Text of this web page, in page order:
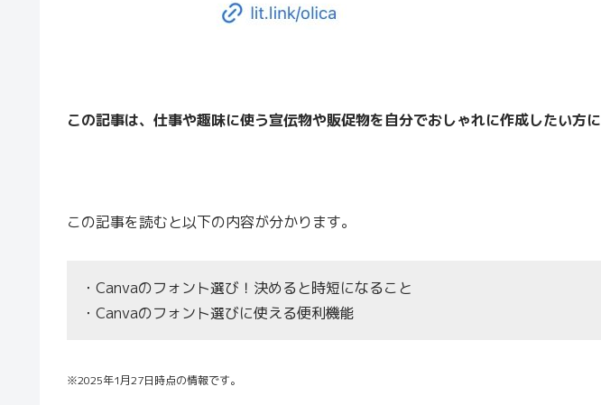
この記事は、仕事や趣味に使う宣伝物や販促物を自分でおしゃれに作成したい方に
この記事を読むと以下の内容が分かります。
・Canvaのフォント選び！決めると時短になること
・Canvaのフォント選びに使える便利機能
※2025年1月27日時点の情報です。